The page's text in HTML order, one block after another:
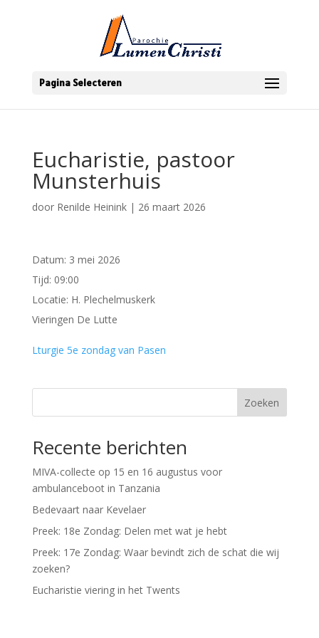
Pagina Selecteren
Eucharistie, pastoor
Munsterhuis
door Renilde Heinink| 26 maart 2026
Datum: 3 mei 2026
Tijd: 09:00
Locatie: H. Plechelmuskerk
Vieringen De Lutte
Lturgie 5e zondag van Pasen
Zoeken
Recente berichten
MIVA-collecte op 15 en 16 augustus voor
ambulanceboot in Tanzania
Bedevaart naar Kevelaer
Preek: 18e Zondag: Delen met wat je hebt
Preek: 17e Zondag: Waar bevindt zich de schat die wij
zoeken?
Eucharistie viering in het Twents